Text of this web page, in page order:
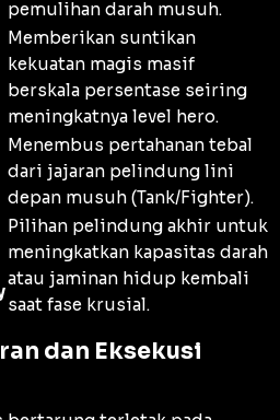
pemulihan darah musuh.
Memberikan suntikan
kekuatan magis masif
berskala persentase seiring
meningkatnya level hero.
Menembus pertahanan tebal
dari jajaran pelindung lini
depan musuh (Tank/Fighter).
Pilihan pelindung akhir untuk
meningkatkan kapasitas darah
atau jaminan hidup kembali
saat fase krusial.
dan Eksekusi